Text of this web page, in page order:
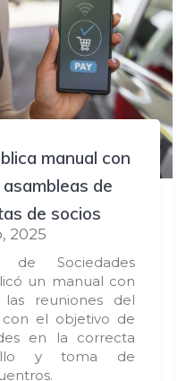
manual con
de
de socios
2025
de Sociedades
un manual con
reuniones del
con el objetivo de
en la correcta
y toma de